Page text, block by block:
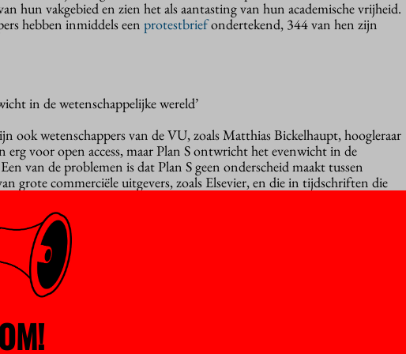
hun vakgebied en zien het als aantasting van hun academische vrijheid.
hebben inmiddels een protestbriefondertekend, 344 van hen zijn
in de wetenschappelijke wereld’
ook wetenschappers van de VU, zoals Matthias Bickelhaupt, hoogleraar
erg voor open access, maar Plan S ontwricht het evenwicht in de
van de problemen is dat Plan S geen onderscheid maakt tussen
grote commerciële uitgevers, zoals Elsevier, en die in tijdschriften die
dergelijke tijdschriften zou volgens Plan S vanaf 2020 ook niet meer
die vakbladen de beste tijdschriften”, vertelt Bickelhaupt, “en ze hebben
dan de commerciële bladen, bovendien vloeit dat geld deels ook
bijvoorbeeld congressen van betaald.”
dat de opstellers van Plan S wetenschappers er niet in een eerder stadium
na de zomer lag dat plan er en zijn die afspraken een voldongen feit